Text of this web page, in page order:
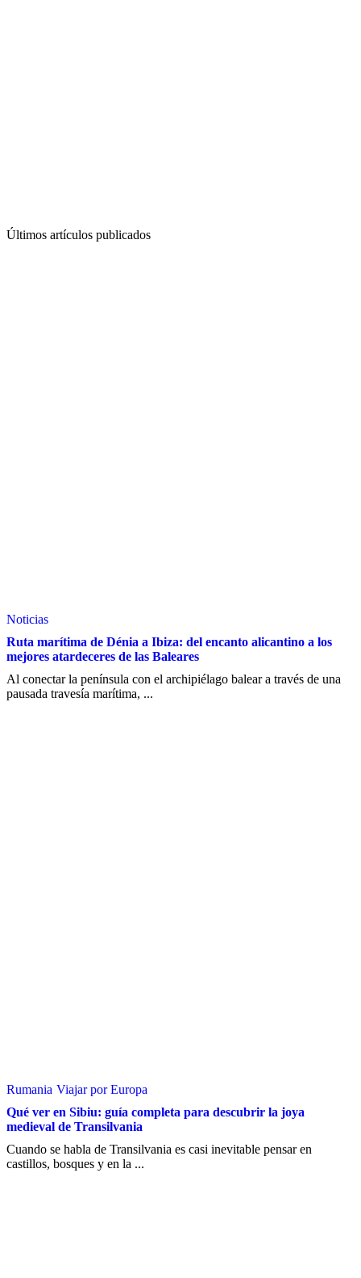
Últimos artículos publicados
Noticias
Ruta marítima de Dénia a Ibiza: del encanto alicantino a los
mejores atardeceres de las Baleares
Al conectar la península con el archipiélago balear a través de una
pausada travesía marítima, ...
Rumania Viajar por Europa
Qué ver en Sibiu: guía completa para descubrir la joya
medieval de Transilvania
Cuando se habla de Transilvania es casi inevitable pensar en
castillos, bosques y en la ...